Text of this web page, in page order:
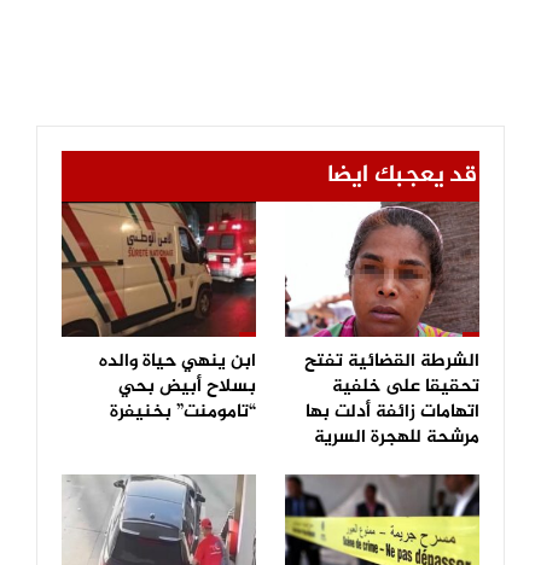
قد يعجبك ايضا
الشرطة القضائية تفتح
تحقيقا على خلفية
اتهامات زائفة أدلت بها
مرشحة للهجرة السرية
ابن ينهي حياة والده
بسلاح أبيض بحي
“تامومنت” بخنيفرة